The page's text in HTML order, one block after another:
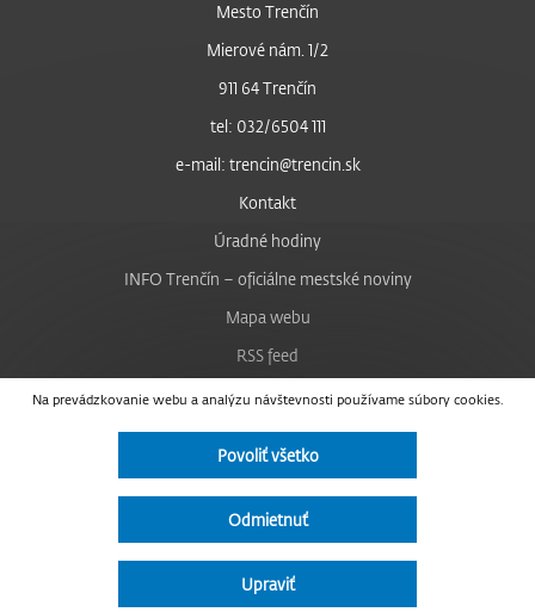
Na prevádzkovanie webu a analýzu návštevnosti používame súbory cookies.
Povoliť všetko
Odmietnuť
Upraviť
Mesto Trenčín
Mierové nám. 1/2
911 64 Trenčín
tel: 032/6504 111
e-mail: trencin@trencin.sk
Kontakt
Úradné hodiny
INFO Trenčín – oficiálne mestské noviny
Mapa webu
RSS feed
Nastavenie cookies
Facebook
Instagram
Vyhlásenie o prístupnosti